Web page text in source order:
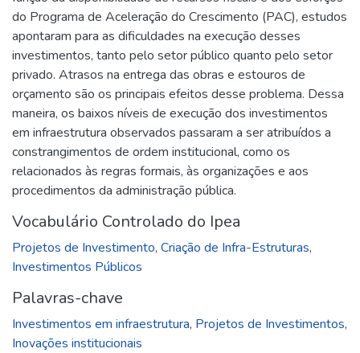
do Programa de Aceleração do Crescimento (PAC), estudos
apontaram para as dificuldades na execução desses
investimentos, tanto pelo setor público quanto pelo setor
privado. Atrasos na entrega das obras e estouros de
orçamento são os principais efeitos desse problema. Dessa
maneira, os baixos níveis de execução dos investimentos
em infraestrutura observados passaram a ser atribuídos a
constrangimentos de ordem institucional, como os
relacionados às regras formais, às organizações e aos
procedimentos da administração pública.
Vocabulário Controlado do Ipea
Projetos de Investimento, Criação de Infra-Estruturas,
Investimentos Públicos
Palavras-chave
Investimentos em infraestrutura, Projetos de Investimentos,
Inovações institucionais